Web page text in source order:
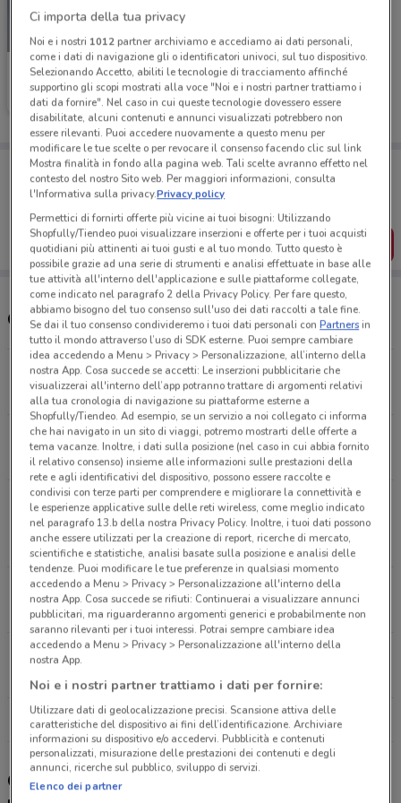
-2 GIORNI
Unieuro
Scade domenica 765 m
Porta DoveConviene sempre con te!
Puoi trovare le migliori offerte dei negozi vicino a te,
salvarle e creare la tua lista del risparmio, comodamente
dal tuo cellulare.
SCARICA L’APP
Orari e Indirizzi Unieuro
Via Dei Romagnoli, 199 Roma
764 m
APERTO
Via Di Saponara, 87 Acilia
8.5 km
APERTO
Via Di Valle Lupara - Loc. Muratella (Uscita 31
Gra), 10 Roma
13.6 km
APERTO
Viale Pineta Di Fregene, 52D Fregene
15.6 km
APERTO
Viale Dell'Oceano Pacifico, 83 Roma
Tutti i negozi Unieuro
Gli sconti del nuovo volantino Unieuro e i
Ci importa della tua privacy
Noi e i nostri 1012partner archiviamo e accediamo ai dati personali,
come i dati di navigazione gli o identificatori univoci, sul tuo dispositivo.
Selezionando Accetto, abiliti le tecnologie di tracciamento affinché
supportino gli scopi mostrati alla voce "Noi e i nostri partner trattiamo i
dati da fornire". Nel caso in cui queste tecnologie dovessero essere
disabilitate, alcuni contenuti e annunci visualizzati potrebbero non
essere rilevanti. Puoi accedere nuovamente a questo menu per
modificare le tue scelte o per revocare il consenso facendo clic sul link
Mostra finalità in fondo alla pagina web. Tali scelte avranno effetto nel
contesto del nostro Sito web. Per maggiori informazioni, consulta
l'Informativa sulla privacy.Privacy policy
Permettici di fornirti offerte più vicine ai tuoi bisogni: Utilizzando
Shopfully/Tiendeo puoi visualizzare inserzioni e offerte per i tuoi acquisti
quotidiani più attinenti ai tuoi gusti e al tuo mondo. Tutto questo è
possibile grazie ad una serie di strumenti e analisi effettuate in base alle
tue attività all'interno dell'applicazione e sulle piattaforme collegate,
come indicato nel paragrafo 2 della Privacy Policy. Per fare questo,
abbiamo bisogno del tuo consenso sull'uso dei dati raccolti a tale fine.
Se dai il tuo consenso condivideremo i tuoi dati personali conPartnersin
tutto il mondo attraverso l’uso di SDK esterne. Puoi sempre cambiare
idea accedendo a Menu > Privacy > Personalizzazione, all’interno della
nostra App. Cosa succede se accetti: Le inserzioni pubblicitarie che
visualizzerai all'interno dell’app potranno trattare di argomenti relativi
alla tua cronologia di navigazione su piattaforme esterne a
Shopfully/Tiendeo. Ad esempio, se un servizio a noi collegato ci informa
che hai navigato in un sito di viaggi, potremo mostrarti delle offerte a
tema vacanze. Inoltre, i dati sulla posizione (nel caso in cui abbia fornito
il relativo consenso) insieme alle informazioni sulle prestazioni della
rete e agli identificativi del dispositivo, possono essere raccolte e
condivisi con terze parti per comprendere e migliorare la connettività e
le esperienze applicative sulle delle reti wireless, come meglio indicato
nel paragrafo 13.b della nostra Privacy Policy. Inoltre, i tuoi dati possono
anche essere utilizzati per la creazione di report, ricerche di mercato,
scientifiche e statistiche, analisi basate sulla posizione e analisi delle
tendenze. Puoi modificare le tue preferenze in qualsiasi momento
accedendo a Menu > Privacy > Personalizzazione all'interno della
nostra App. Cosa succede se rifiuti: Continuerai a visualizzare annunci
pubblicitari, ma riguarderanno argomenti generici e probabilmente non
saranno rilevanti per i tuoi interessi. Potrai sempre cambiare idea
accedendo a Menu > Privacy > Personalizzazione all'interno della
nostra App.
Noi e i nostri partner trattiamo i dati per fornire:
Utilizzare dati di geolocalizzazione precisi. Scansione attiva delle
caratteristiche del dispositivo ai fini dell’identificazione. Archiviare
informazioni su dispositivo e/o accedervi. Pubblicità e contenuti
personalizzati, misurazione delle prestazioni dei contenuti e degli
annunci, ricerche sul pubblico, sviluppo di servizi.
Elenco dei partner